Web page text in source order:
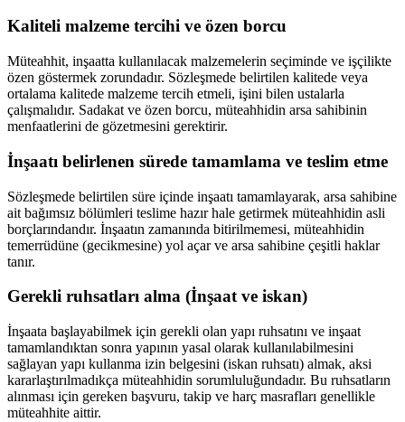
Kaliteli malzeme tercihi ve özen borcu
Müteahhit, inşaatta kullanılacak malzemelerin seçiminde ve işçilikte
özen göstermek zorundadır. Sözleşmede belirtilen kalitede veya
ortalama kalitede malzeme tercih etmeli, işini bilen ustalarla
çalışmalıdır. Sadakat ve özen borcu, müteahhidin arsa sahibinin
menfaatlerini de gözetmesini gerektirir.
İnşaatı belirlenen sürede tamamlama ve teslim etme
Sözleşmede belirtilen süre içinde inşaatı tamamlayarak, arsa sahibine
ait bağımsız bölümleri teslime hazır hale getirmek müteahhidin asli
borçlarındandır. İnşaatın zamanında bitirilmemesi, müteahhidin
temerrüdüne (gecikmesine) yol açar ve arsa sahibine çeşitli haklar
tanır.
Gerekli ruhsatları alma (İnşaat ve iskan)
İnşaata başlayabilmek için gerekli olan yapı ruhsatını ve inşaat
tamamlandıktan sonra yapının yasal olarak kullanılabilmesini
sağlayan yapı kullanma izin belgesini (iskan ruhsatı) almak, aksi
kararlaştırılmadıkça müteahhidin sorumluluğundadır. Bu ruhsatların
alınması için gereken başvuru, takip ve harç masrafları genellikle
müteahhite aittir.